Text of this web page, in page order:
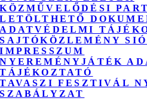
KÖZMŰVELŐDÉSI
LETÖLTHETŐ
ADATVÉDELMI
SAJTÓKÖZLEMÉNY
IMPRESSZUM
NYEREMÉNYJÁTÉK
TÁJÉKOZTATÓ
TAVASZI FESZTIVÁL
SZABÁLYZAT